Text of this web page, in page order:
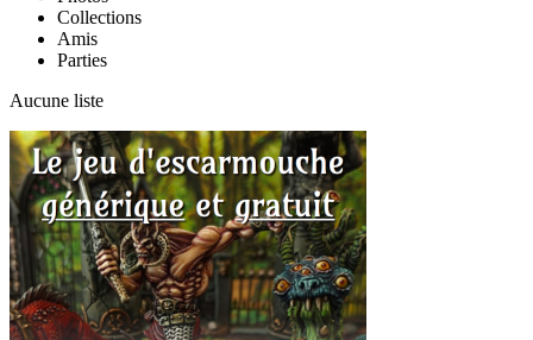
Collections
Amis
Parties
Aucune liste